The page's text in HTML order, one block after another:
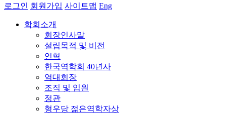
로그인 회원가입 사이트맵 Eng
학회소개
회장인사말
설립목적 및 비전
연혁
한국역학회 40년사
역대회장
조직 및 임원
정관
형우당 젊은역학자상